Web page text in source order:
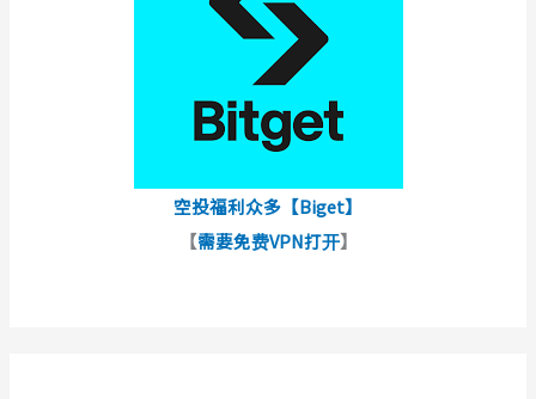
空投福利众多【Biget】
【需要免费VPN打开】